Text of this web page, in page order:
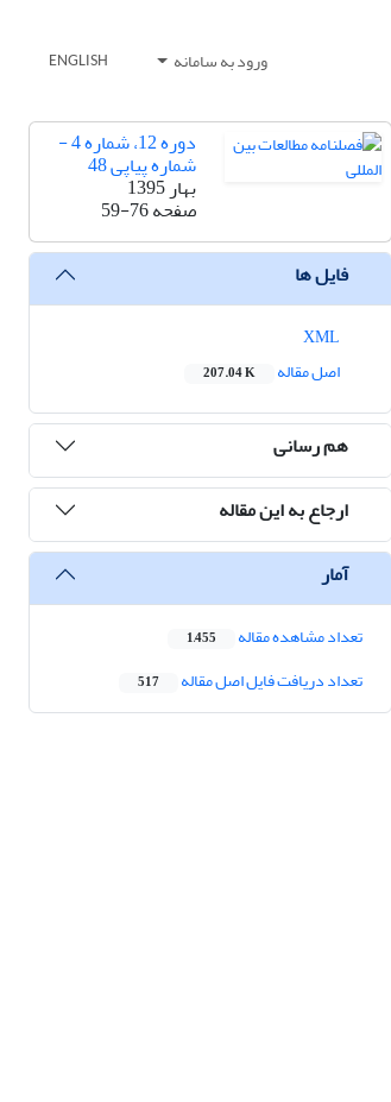
ورود به سامانه ENGLISH
دوره 12، شماره 4 -
شماره پیاپی 48
بهار 1395
صفحه59-76
فایل ها
اصل مقاله
207.04 K
هم رسانی
ارجاع به این مقاله
آمار
تعداد مشاهده مقاله 1,455
تعداد دریافت فایل اصل مقاله 517